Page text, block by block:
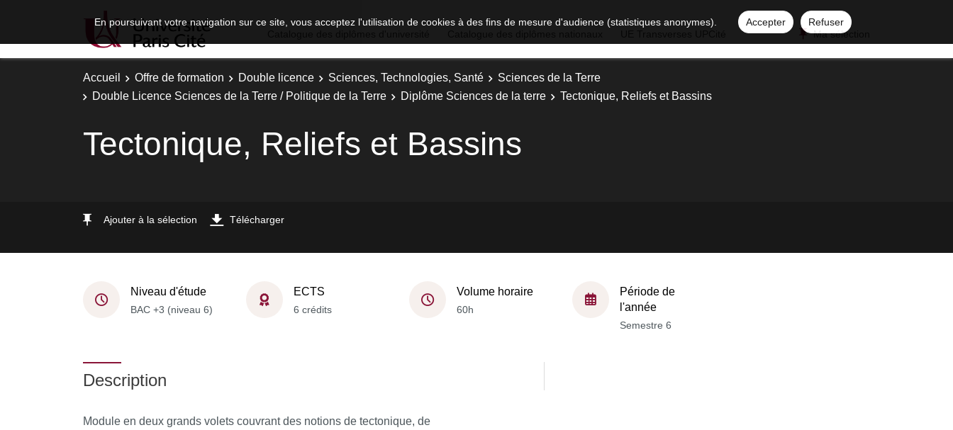
En poursuivant votre navigation sur ce site, vous acceptez l'utilisation de cookies à des fins de mesure d'audience (statistiques anonymes). Accepter
Refuser
Ma sélection
Accueil Offre de formation Double licence Sciences, Technologies, Santé
Sciences de la Terre
Double Licence Sciences de la Terre / Politique de la Terre
Diplôme Sciences de la terre Tectonique, Reliefs et Bassins
Tectonique, Reliefs et Bassins
Ajouter à la sélection Télécharger
Niveau d'étude
BAC +3 (niveau 6)
ECTS
6 crédits
Volume horaire
60h
Période de
l'année
Semestre 6
Description
Module en deux grands volets couvrant des notions de tectonique, de